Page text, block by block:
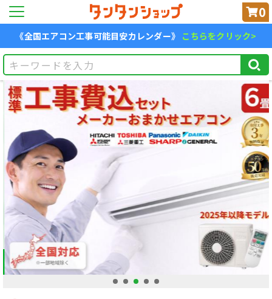
0
《全国エアコン工事可能目安カレンダー》 こちらをクリック>
1 2 3 4 5